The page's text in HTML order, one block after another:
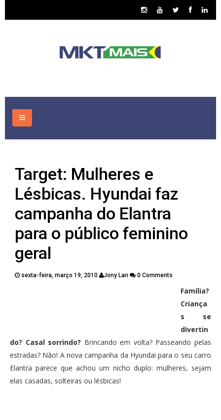
CONSULTORIA
ASSUNTOS
PUBLICAÇÕES
CONTATOS
Target: Mulheres e
Lésbicas. Hyundai faz
campanha do Elantra
para o público feminino
geral
sexta-feira, março 19, 2010 Jony Lan 0 Comments
Família?
Criança
s se
divertin
do? Casal sorrindo? Brincando em volta? Passeando pelas
estradas? Não! A nova campanha da Hyundai para o seu carro
Elantra parece que achou um nicho duplo: mulheres, sejam
elas casadas, solteiras ou lésbicas!